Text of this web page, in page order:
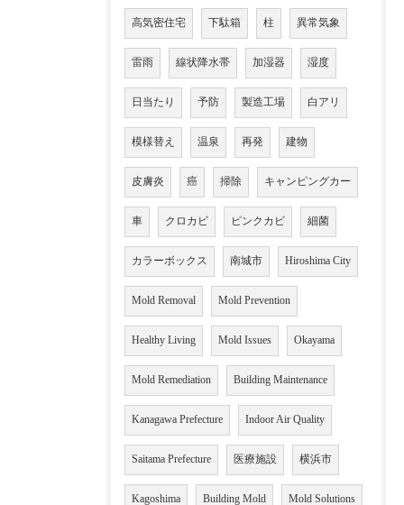
高気密住宅 下駄箱 柱 異常気象
雷雨 線状降水帯 加湿器 湿度
日当たり 予防 製造工場 白アリ
模様替え 温泉 再発 建物
皮膚炎 癌 掃除 キャンピングカー
車 クロカビ ピンクカビ 細菌
カラーボックス 南城市 Hiroshima City
Mold Removal Mold Prevention
Healthy Living Mold Issues Okayama
Mold Remediation Building Maintenance
Kanagawa Prefecture Indoor Air Quality
Saitama Prefecture 医療施設 横浜市
Kagoshima Building Mold Mold Solutions